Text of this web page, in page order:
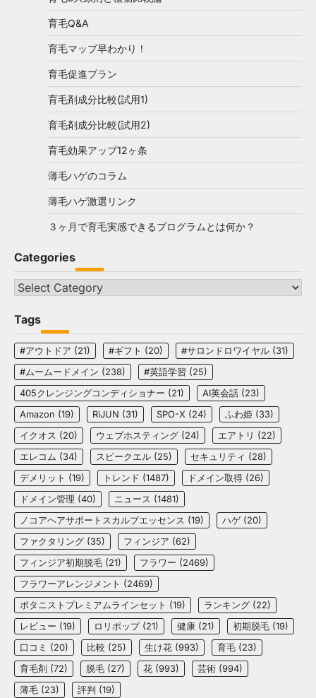
育毛Q&A
育毛マップ早わかり！
育毛促進プラン
育毛剤成分比較(試用1)
育毛剤成分比較(試用2)
育毛効果アップ12ヶ条
薄毛ハゲのコラム
薄毛ハゲ激選リンク
３ヶ月で育毛実感できるプログラムとは何か？
Categories
Categories
Tags
#アウトドア (21) #ギフト (20) #サロンドロワイヤル (31)
#ムームードメイン (238) #英語学習 (25)
405クレンジングコンディショナー (21) AI英会話 (23)
Amazon (19) RiJUN (31) SPO-X (24) ふわ姫 (33)
イクオス (20) ウェブホスティング (24) エアトリ (22)
エレコム (34) スピークエル (25) セキュリティ (28)
デメリット (19) トレンド (1487) ドメイン取得 (26)
ドメイン管理 (40) ニュース (1481)
ノコアヘアサポートスカルプエッセンス (19) ハゲ (20)
ファクタリング (35) フィンジア (62)
フィンジア初期脱毛 (21) フラワー (2469)
フラワーアレンジメント (2469)
ボタニストプレミアムラインセット (19) ランキング (22)
レビュー (19) ロリポップ(21) 健康 (21) 初期脱毛 (19)
口コミ (20) 比較 (25) 生け花 (993) 育毛 (23)
育毛剤 (72) 脱毛 (27) 花 (993) 芸術 (994)
薄毛 (23) 評判 (19)